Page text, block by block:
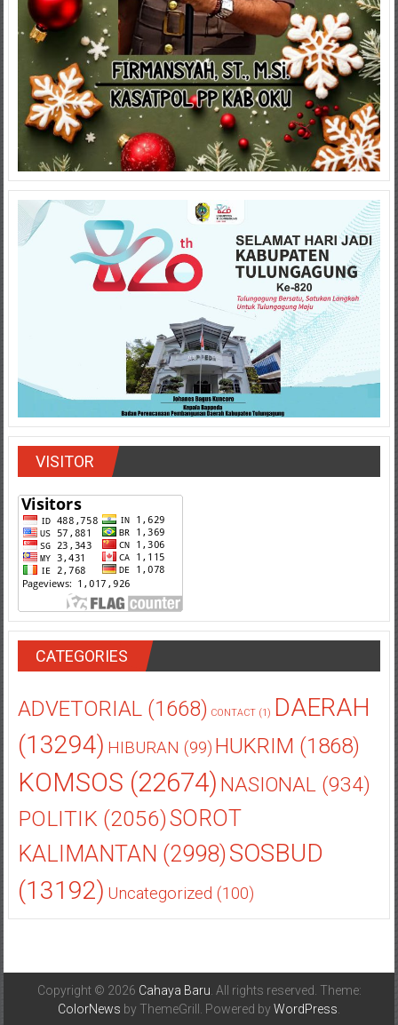
VISITOR
CATEGORIES
ADVETORIAL(1668) CONTACT(1) DAERAH
(13294) HIBURAN (99) HUKRIM (1868)
KOMSOS (22674) NASIONAL(934)
POLITIK(2056)SOROT
KALIMANTAN (2998)SOSBUD
(13192) Uncategorized (100)
Copyright © 2026 Cahaya Baru. All rights reserved. Theme:
ColorNews by ThemeGrill. Powered byWordPress.